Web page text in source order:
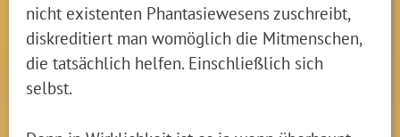
nicht existenten Phantasiewesens zuschreibt,
diskreditiert man womöglich die Mitmenschen,
die tatsächlich helfen. Einschließlich sich
selbst.